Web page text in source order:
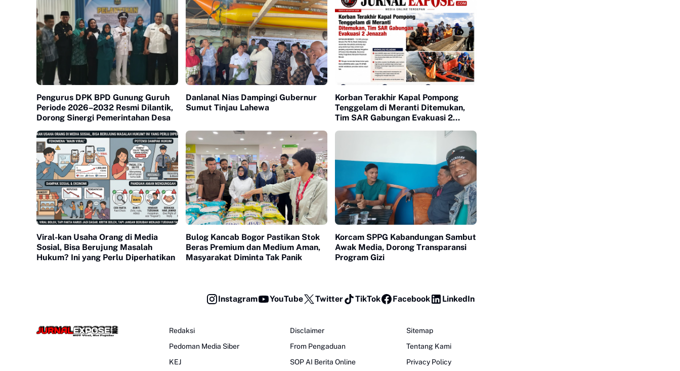
Pengurus DPK BPD Gunung Guruh
Periode 2026–2032 Resmi Dilantik,
Dorong Sinergi Pemerintahan Desa
Danlanal Nias Dampingi Gubernur
Sumut Tinjau Lahewa
Korban Terakhir Kapal Pompong
Tenggelam di Meranti Ditemukan,
Tim SAR Gabungan Evakuasi 2
Viral-kan Usaha Orang di Media
Sosial, Bisa Berujung Masalah
Hukum? Ini yang Perlu Diperhatikan
Bulog Kancab Bogor Pastikan Stok
Beras Premium dan Medium Aman,
Masyarakat Diminta Tak Panik
Korcam SPPG Kabandungan Sambut
Awak Media, Dorong Transparansi
Program Gizi
Instagram YouTube Twitter TikTok Facebook LinkedIn
Redaksi
Pedoman Media Siber
KEJ
Disclaimer
From Pengaduan
SOP AI Berita Online
Sitemap
Tentang Kami
Privacy Policy